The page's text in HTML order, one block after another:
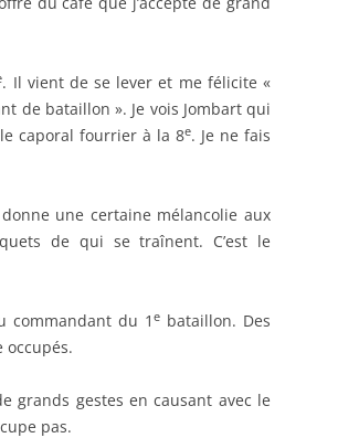
. Il vient de se lever et me félicite «
de bataillon ». Je vois Jombart qui
caporal fourrier à la 8e. Je ne fais
une certaine mélancolie aux
de qui se traînent. C’est le
commandant du 1e bataillon. Des
grands gestes en causant avec le
pas.